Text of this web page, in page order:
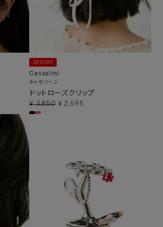
30%OFF
Casselini
キャセリーニ
ドットローズクリップ
¥ 3,850 ¥ 2,695